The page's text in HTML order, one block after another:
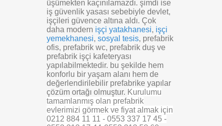
üşümekten kaçınılamazdı. şimdi ise
iş güvenlik yasası sebebiyle devlet,
işçileri güvence altına aldı. Çok
daha modern işçi yatakhanesi, işçi
yemekhanesi, sosyal tesis, prefabrik
ofis, prefabrik wc, prefabrik duş ve
prefabrik işçi kafeteryası
yapılabilmektedir. bu şekilde hem
konforlu bir yaşam alanı hem de
değerlendirilebilir prefabrike yapılar
çözüm ortağı olmuştur. Kurulumu
tamamlanmış olan prefabrik
evlerimizi görmek ve fiyat almak için
0212 884 11 11 - 0553 337 17 45 -